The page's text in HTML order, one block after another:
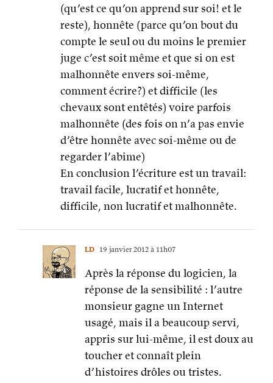
(qu’est ce qu’on apprend sur soi! et le
reste), honnête (parce qu’on bout du
compte le seul ou du moins le premier
juge c’est soit même et que si on est
malhonnête envers soi-même,
comment écrire?) et difficile (les
chevaux sont entêtés) voire parfois
malhonnête (des fois on n’a pas envie
d’être honnête avec soi-même ou de
regarder l’abime)
En conclusion l’écriture est un travail:
travail facile, lucratif et honnête,
difficile, non lucratif et malhonnête.
LD 19 janvier 2012 à 11h07
Après la réponse du logicien, la
réponse de la sensibilité : l’autre
monsieur gagne un Internet
usagé, mais il a beaucoup servi,
appris sur lui-même, il est doux au
toucher et connaît plein
d’histoires drôles ou tristes.